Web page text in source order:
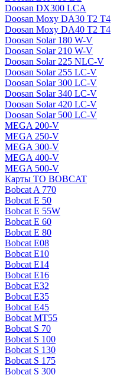
Doosan DX300 LCA
Doosan Moxy DA30 T2 T4
Doosan Moxy DA40 T2 T4
Doosan Solar 180 W-V
Doosan Solar 210 W-V
Doosan Solar 225 NLC-V
Doosan Solar 255 LC-V
Doosan Solar 300 LC-V
Doosan Solar 340 LC-V
Doosan Solar 420 LC-V
Doosan Solar 500 LC-V
MEGA 200-V
MEGA 250-V
MEGA 300-V
MEGA 400-V
MEGA 500-V
Карты ТО BOBCAT
Bobcat A 770
Bobcat E 50
Bobcat E 55W
Bobcat E 60
Bobcat E 80
Bobcat E08
Bobcat E10
Bobcat E14
Bobcat E16
Bobcat E32
Bobcat E35
Bobcat E45
Bobcat MT55
Bobcat S 70
Bobcat S 100
Bobcat S 130
Bobcat S 175
Bobcat S 300